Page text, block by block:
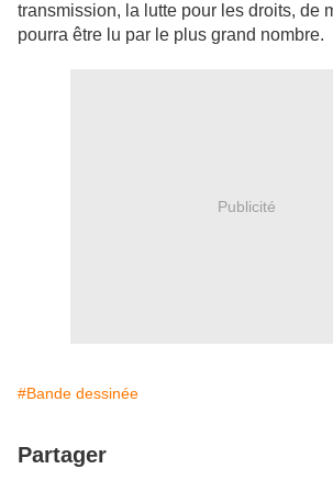
transmission, la lutte pour les droits, de
pourra être lu par le plus grand nombre.
Publicité
#Bande dessinée
Partager